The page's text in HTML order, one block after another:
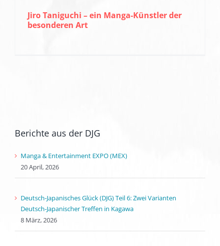
Jiro Taniguchi – ein Manga-Künstler der
besonderen Art
Berichte aus der DJG
Manga & Entertainment EXPO (MEX)
20 April, 2026
Deutsch-Japanisches Glück (DJG) Teil 6: Zwei Varianten
Deutsch-Japanischer Treffen in Kagawa
8 März, 2026